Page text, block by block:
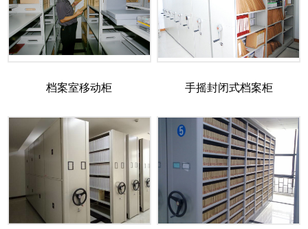
档案室移动柜 手摇封闭式档案柜